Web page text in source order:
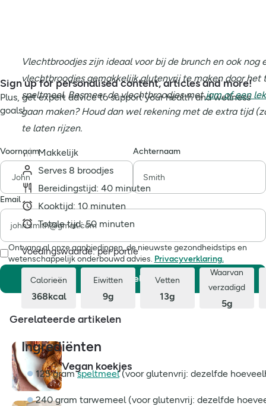
Vlechtbroodjes zijn ideaal voor bij de brunch en ook
vlechtbroodjes gemakkelijk glutenvrij te maken door
speltmeel. Besmeer de vlechtbroodjes metjam of een
gaan maken? Houd dan wel rekening met de extra tijd
te laten rijzen.
Makkelijk
Serves 8 broodjes
Bereidingstijd: 40 minuten
Kooktijd: 10 minuten
Totale tijd: 50 minuten
Voedingswaarde: per portie
Calorieën
368kcal
Eiwitten
9g
Vetten
13g
Waarvan
verzadigd
5g
Ingrediënten
125 gramspeltmeel(voor glutenvrij: dezelfde
240 gram tarwemeel (voor glutenvrij: dezelfde
Sign up for personalised content, articles and more!
Plus, get expert advice to support your health and wellness
goals!
Voornaam Achternaam
Email
Ontvang al onze aanbiedingen, de nieuwste gezondheidstips en
wetenschappelijk onderbouwd advies. Privacyverklaring.
Aanmelden
Gerelateerde artikelen
Vegan koekjes